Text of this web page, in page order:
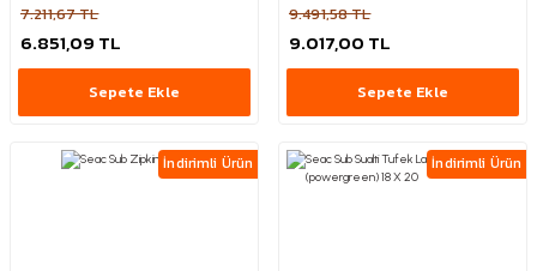
7.211,67 TL
6.851,09 TL
Sepete Ekle
9.491,58 TL
9.017,00 TL
Sepete Ekle
İndirimli Ürün İndirimli Ürün